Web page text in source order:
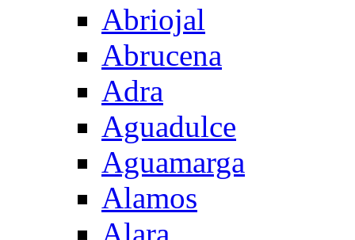
Abriojal
Abrucena
Adra
Aguadulce
Aguamarga
Alamos
Alara